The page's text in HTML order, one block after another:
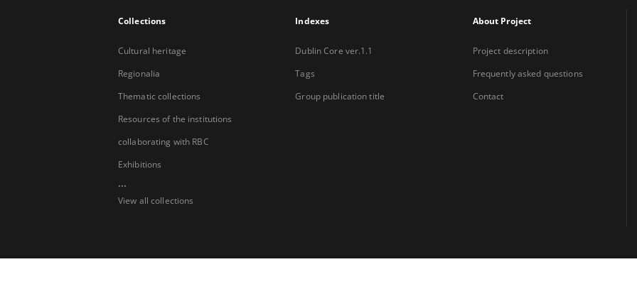
Collections
Cultural heritage
Regionalia
Thematic collections
Resources of the institutions
collaborating with RBC
Exhibitions
...
View all collections
Indexes
Dublin Core ver.1.1
Tags
Group publication title
About Project
Project description
Frequently asked questions
Contact